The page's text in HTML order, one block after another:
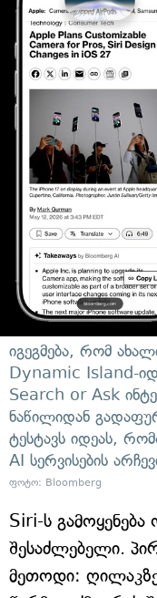
იგეგმება, რომ
Dynamic Island-
Search or Ask
ნაწილიდან
ტესტავს იდეას,
AI სერვისების
ფოტო: Bloomberg
Siri-ს გამოყენება
შესაძლებელი.
მეთოდი: